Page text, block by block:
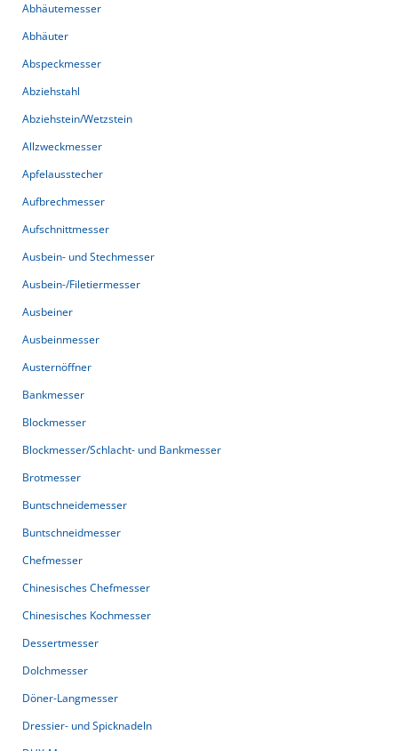
Abhäutemesser
Abhäuter
Abspeckmesser
Abziehstahl
Abziehstein/Wetzstein
Allzweckmesser
Apfelausstecher
Aufbrechmesser
Aufschnittmesser
Ausbein- und Stechmesser
Ausbein-/Filetiermesser
Ausbeiner
Ausbeinmesser
Austernöffner
Bankmesser
Blockmesser
Blockmesser/Schlacht- und Bankmesser
Brotmesser
Buntschneidemesser
Buntschneidmesser
Chefmesser
Chinesisches Chefmesser
Chinesisches Kochmesser
Dessertmesser
Dolchmesser
Döner-Langmesser
Dressier- und Spicknadeln